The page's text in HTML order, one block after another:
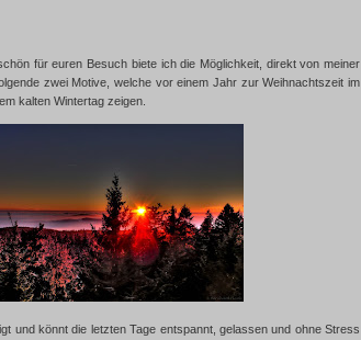
für euren Besuch biete ich die Möglichkeit, direkt von meiner
zwei Motive, welche vor einem Jahr zur Weihnachtszeit im
kalten Wintertag zeigen.
und könnt die letzten Tage entspannt, gelassen und ohne Stress